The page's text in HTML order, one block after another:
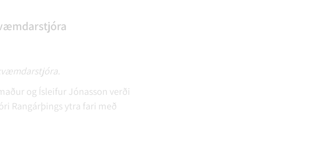
og Ísleifur Jónasson verði
Rangárþings ytra fari með